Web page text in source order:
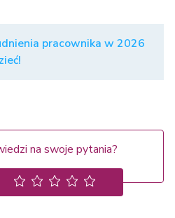
pracownika w 2026
na swoje pytania?